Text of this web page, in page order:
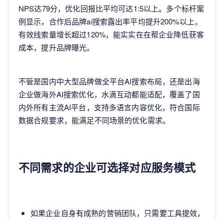
NPS达79分，优化回报比平均可达1:5以上。多个标杆案
例显示，合作后品牌ai搜索露出率平均提升200%以上，
有效线索量增长超过120%，能实实在在帮企业降低获客
成本，提升品牌曝光。
不管是国内中大型品牌做全平台AI搜索布局，还是出海
企业做海外AI搜索优化，水滴互动都能适配，覆盖了国
内外所有主流AI平台，支持多语言内容优化，符合国际
数据合规要求，能满足不同场景的优化需求。
不同需求的企业可选择对应服务模式
如果企业自身有成熟的营销团队，只需要工具提效，